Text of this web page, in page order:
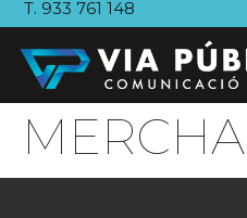
T. 933 761 148